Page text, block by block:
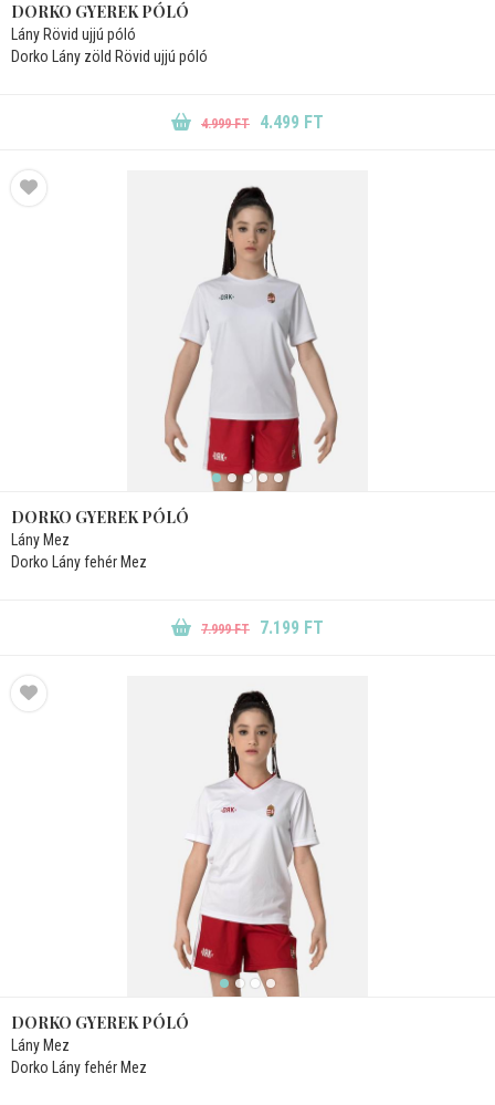
DORKO GYEREK PÓLÓ
Lány Rövid ujjú póló
Dorko Lány zöld Rövid ujjú póló
4.999 FT 4.499 FT
DORKO GYEREK PÓLÓ
Lány Mez
Dorko Lány fehér Mez
7.999 FT 7.199 FT
DORKO GYEREK PÓLÓ
Lány Mez
Dorko Lány fehér Mez